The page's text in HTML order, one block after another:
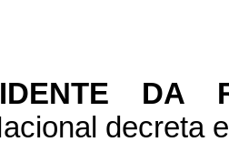
DA
decreta